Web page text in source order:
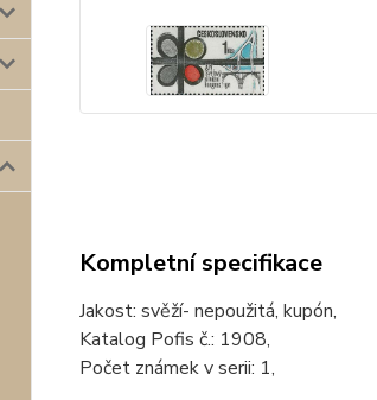
Kompletní specifikace
Jakost: svěží- nepoužitá, kupón,
Katalog Pofis č.: 1908,
Počet známek v serii: 1,